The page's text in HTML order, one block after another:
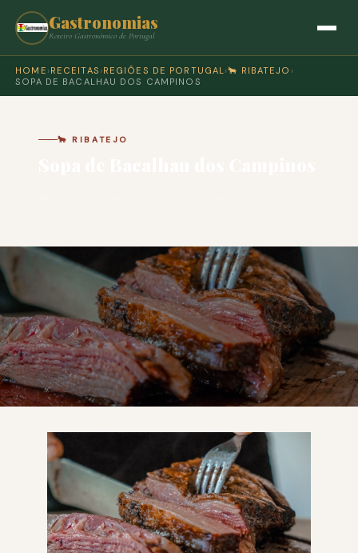
Gastronomias
Roteiro Gastronómico de Portugal
HOME › RECEITAS › REGIÕES DE PORTUGAL›🐂 RIBATEJO ›
SOPA DE BACALHAU DOS CAMPINOS
🐂 RIBATEJO